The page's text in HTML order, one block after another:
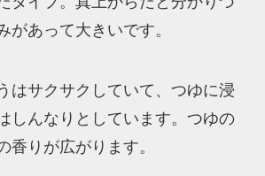
があって大きいです。
はサクサクしていて、つゆに浸
しんなりとしています。つゆの
香りが広がります。